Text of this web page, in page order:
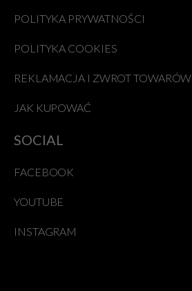
POLITYKA PRYWATNOŚCI
POLITYKA COOKIES
REKLAMACJA I ZWROT TOWARÓW
JAK KUPOWAĆ
SOCIAL
FACEBOOK
YOUTUBE
INSTAGRAM